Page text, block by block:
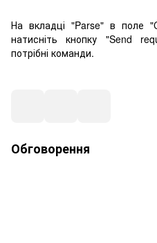
На вкладці "Parse" в поле
натисніть кнопку "Send
потрібні команди.
Обговорення